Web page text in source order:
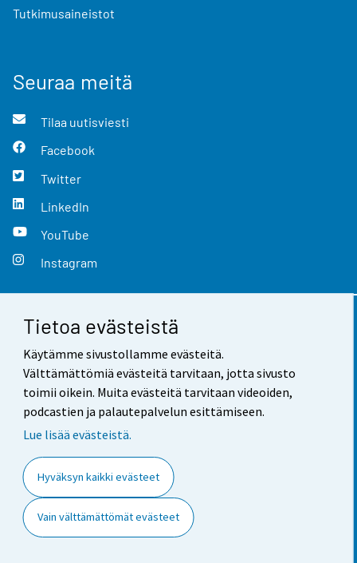
Tietoa evästeistä
Käytämme sivustollamme evästeitä.
Välttämättömiä evästeitä tarvitaan, jotta sivusto
toimii oikein. Muita evästeitä tarvitaan videoiden,
podcastien ja palautepalvelun esittämiseen.
Lue lisää evästeistä.
Hyväksyn kaikki evästeet
Vain välttämättömät evästeet
Tutkimusaineistot
Seuraa meitä
Tilaa uutisviesti
Facebook
Twitter
LinkedIn
YouTube
Instagram
Yhteystiedot
Palaute
Käyttöehdot
Saavutettavuus
Tietoa sivustosta
Evästeasetukset